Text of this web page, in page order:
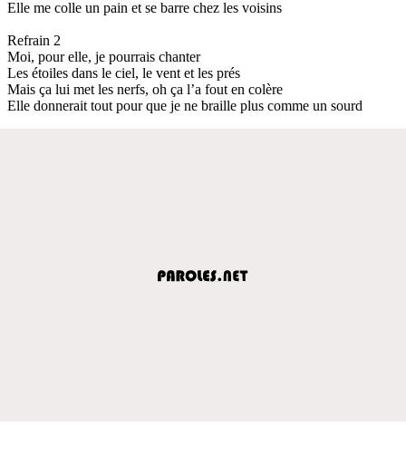
Elle me colle un pain et se barre chez les voisins
Refrain 2
Moi, pour elle, je pourrais chanter
Les étoiles dans le ciel, le vent et les prés
Mais ça lui met les nerfs, oh ça l’a fout en colère
Elle donnerait tout pour que je ne braille plus comme un sourd